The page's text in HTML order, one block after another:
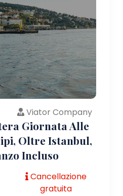
Viator Company
Giornata Alle
Oltre Istanbul,
Incluso
Cancellazione
gratuita